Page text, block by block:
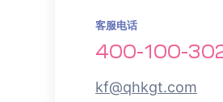
客服电话
400-100-
kf@qhkgt.com